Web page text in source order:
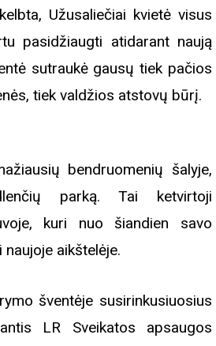
Užusaliečiai kvietė visus
pasidžiaugti atidarant naują
sutraukė gausų tiek pačios
tiek valdžios atstovų būrį.
bendruomenių šalyje,
parką. Tai ketvirtoji
kuri nuo šiandien savo
aikštelėje.
šventėje susirinkusiuosius
LR Sveikatos apsaugos